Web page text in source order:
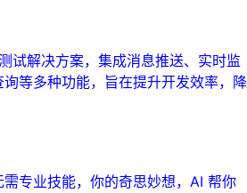
试解决方案，集成消息推送、实时监
等多种功能，旨在提升开发效率，降
专业技能，你的奇思妙想，AI 帮你